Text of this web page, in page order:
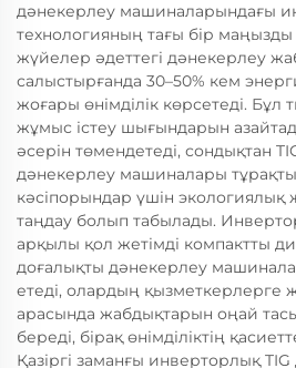
дәнекерлеу машиналарындағы
технологияның тағы бір
жүйелер әдеттегі дәнекерлеу
салыстырғанда 30–50% кем
жоғары өнімділік көрсетеді. Бұл
жұмыс істеу шығындарын
әсерін төмендетеді, сондықтан
дәнекерлеу машиналары тұрақты
кәсіпорындар үшін экологиялық
таңдау болып табылады.
арқылы қол жетімді компактты
доғалықты дәнекерлеу
етеді, олардың
арасында жабдықтарын оңай
береді, бірақ өнімділіктің
Қазіргі заманғы инверторлық